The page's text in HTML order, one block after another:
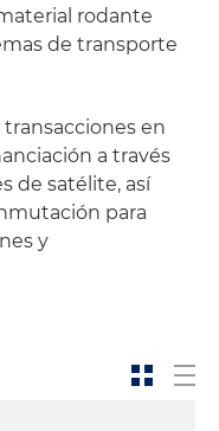
rodante
de transporte
en
a través
de satélite, así
para
y